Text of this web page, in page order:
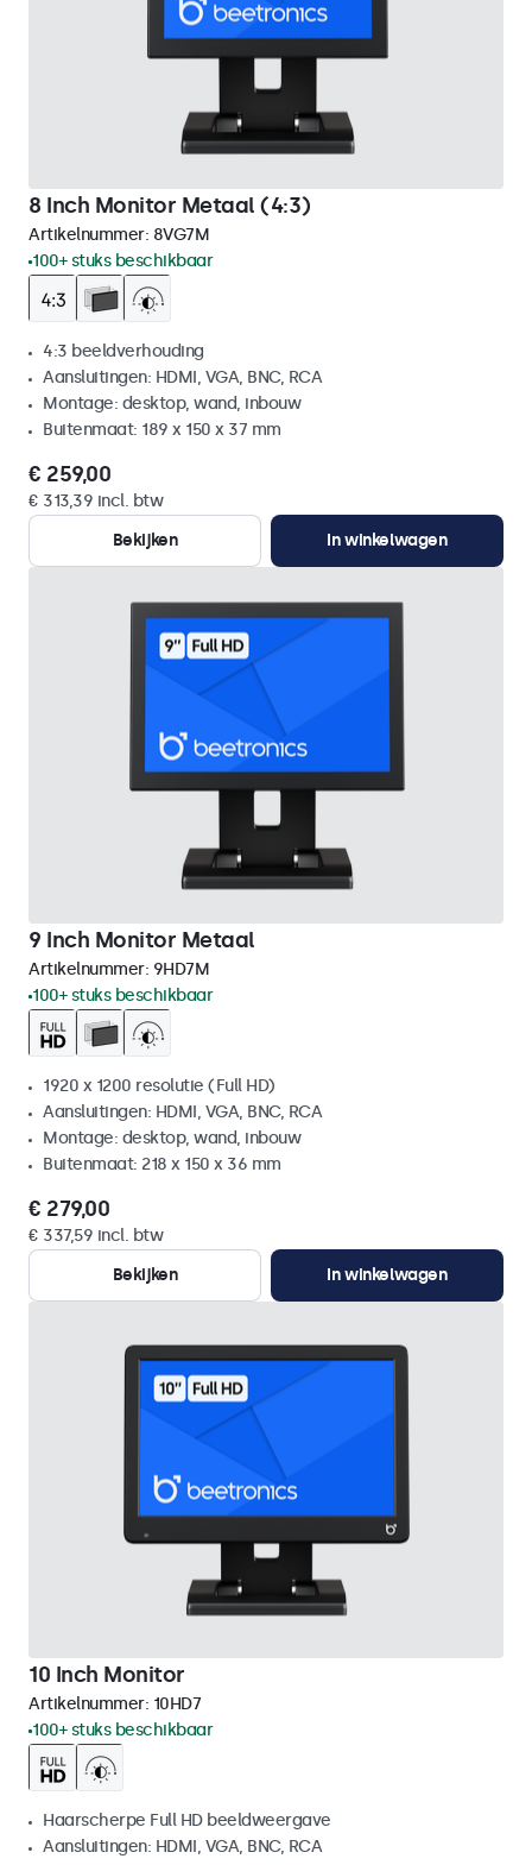
8 Inch Monitor Metaal (4:3)
Artikelnummer: 8VG7M
100+ stuks beschikbaar
4:3 beeldverhouding
Aansluitingen: HDMI, VGA, BNC, RCA
Montage: desktop, wand, inbouw
Buitenmaat: 189 x 150 x 37 mm
€ 259,00
€ 313,39 incl. btw
Bekijken
In winkelwagen
9 Inch Monitor Metaal
Artikelnummer: 9HD7M
100+ stuks beschikbaar
1920 x 1200 resolutie (Full HD)
Aansluitingen: HDMI, VGA, BNC, RCA
Montage: desktop, wand, inbouw
Buitenmaat: 218 x 150 x 36 mm
€ 279,00
€ 337,59 incl. btw
Bekijken
In winkelwagen
10 Inch Monitor
Artikelnummer: 10HD7
100+ stuks beschikbaar
Haarscherpe Full HD beeldweergave
Aansluitingen: HDMI, VGA, BNC, RCA